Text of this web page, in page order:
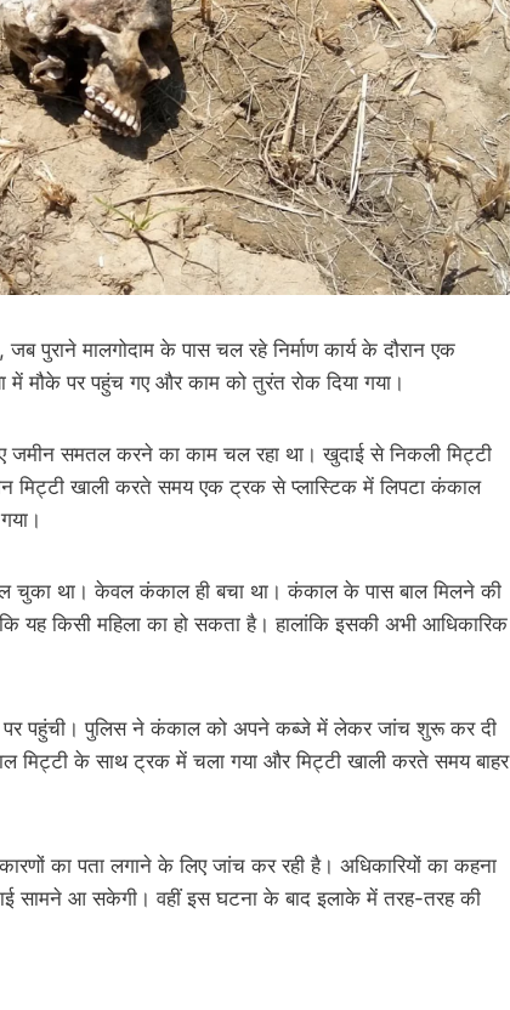
पुराने मालगोदाम के पास चल रहे निर्माण कार्य के दौरान एक
मौके पर पहुंच गए और काम को तुरंत रोक दिया गया।
जमीन समतल करने का काम चल रहा था। खुदाई से निकली मिट्टी
मिट्टी खाली करते समय एक ट्रक से प्लास्टिक में लिपटा कंकाल
गल चुका था। केवल कंकाल ही बचा था। कंकाल के पास बाल मिलने की
किसी महिला का हो सकता है। हालांकि इसकी अभी आधिकारिक
पर पहुंची। पुलिस ने कंकाल को अपने कब्जे में लेकर जांच शुरू कर दी
मिट्टी के साथ ट्रक में चला गया और मिट्टी खाली करते समय बाहर
का पता लगाने के लिए जांच कर रही है। अधिकारियों का कहना
सामने आ सकेगी। वहीं इस घटना के बाद इलाके में तरह-तरह की